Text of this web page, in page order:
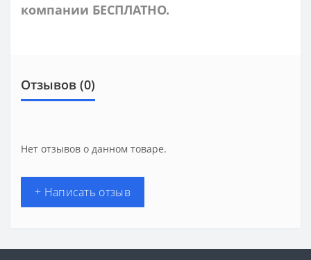
компании БЕСПЛАТНО.
Отзывов (0)
Нет отзывов о данном товаре.
+ Написать отзыв